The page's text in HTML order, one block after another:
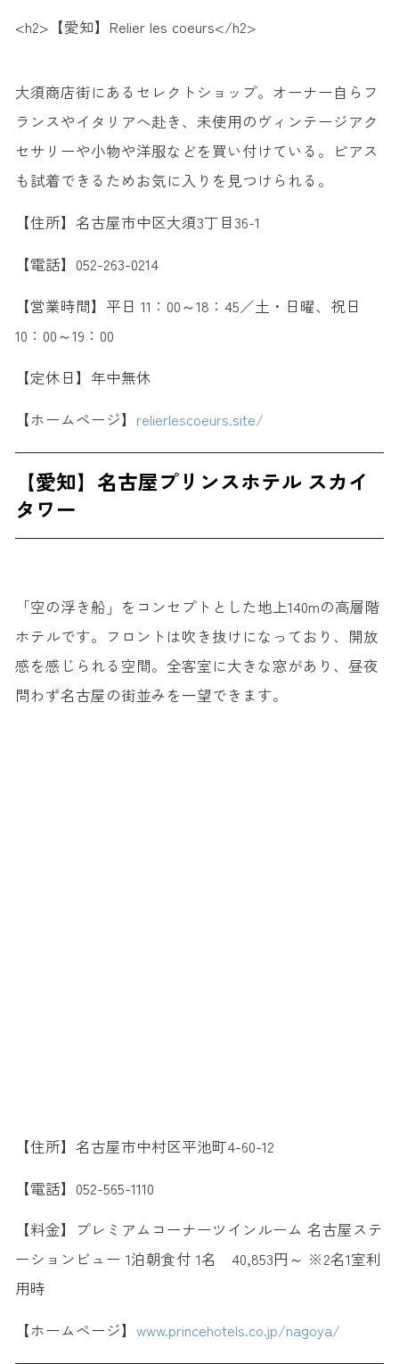
<h2>【愛知】Relier les coeurs</h2>
大須商店街にあるセレクトショップ。オーナー自らフ
ランスやイタリアへ赴き、未使用のヴィンテージアク
セサリーや小物や洋服などを買い付けている。ピアス
も試着できるためお気に入りを見つけられる。
【住所】名古屋市中区大須3丁目36-1
【電話】052-263-0214
【営業時間】平日 11：00～18：45／土・日曜、祝日
10：00～19：00
【定休日】年中無休
【ホームページ】 relierlescoeurs.site/
【愛知】名古屋プリンスホテル スカイ
タワー
「空の浮き船」をコンセプトとした地上140mの高層階
ホテルです。フロントは吹き抜けになっており、開放
感を感じられる空間。全客室に大きな窓があり、昼夜
問わず名古屋の街並みを一望できます。
【住所】名古屋市中村区平池町4-60-12
【電話】052-565-1110
【料金】プレミアムコーナーツインルーム 名古屋ステ
ーションビュー 1泊朝食付 1名 40,853円～ ※2名1室利
用時
【ホームページ】 www.princehotels.co.jp/nagoya/